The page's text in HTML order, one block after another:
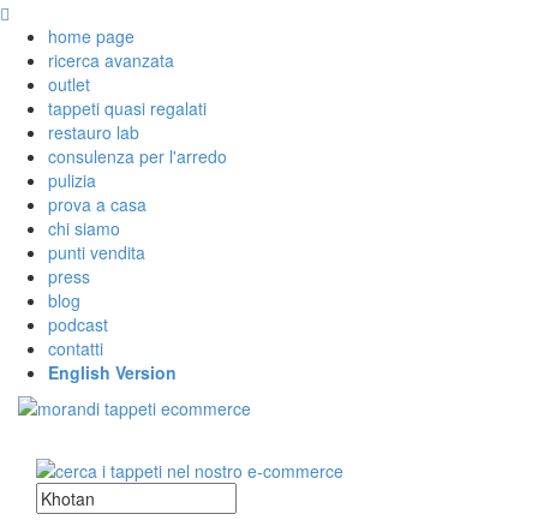
home page
ricerca avanzata
outlet
tappeti quasi regalati
restauro lab
consulenza per l'arredo
pulizia
prova a casa
chi siamo
punti vendita
press
blog
podcast
contatti
English Version